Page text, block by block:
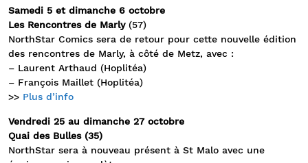
Samedi 5 et dimanche 6 octobre
Les Rencontres de Marly(57)
NorthStar Comics sera de retour pour cette nouvelle édition
des rencontres de Marly, à côté de Metz, avec :
– Laurent Arthaud (Hoplitéa)
– François Maillet (Hoplitéa)
>> Plus d’info
Vendredi 25 au dimanche 27 octobre
Quai des Bulles (35)
NorthStar sera à nouveau présent à St Malo avec une